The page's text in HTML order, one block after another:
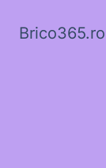
Brico365.ro